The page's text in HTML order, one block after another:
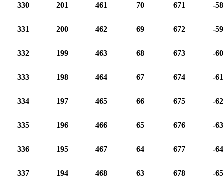
330 201 461 70 671 -58
331 200 462 69 672 -59
332 199 463 68 673 -60
333 198 464 67 674 -61
334 197 465 66 675 -62
335 196 466 65 676 -63
336 195 467 64 677 -64
337 194 468 63 678 -65